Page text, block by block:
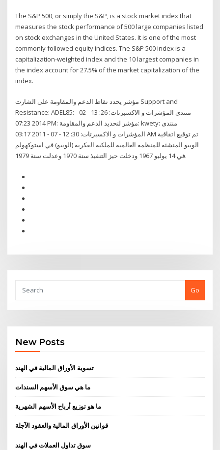
The S&P 500, or simply the S&P, is a stock market index that
measures the stock performance of 500 large companies listed
on stock exchanges in the United States. It is one of the most
commonly followed equity indices. The S&P 500 index is a
capitalization-weighted index and the 10 largest companies in
the index account for 27.5% of the market capitalization of the
index.
مؤشر يحدد نقاط الدعم والمقاومة على الشارت Support and
Resistance: ADEL85: منتدى المؤشرات و الاكسبرتات: 26: 13 - 02 -
2014 07:23 PM: مؤشر لتحديد الدعم والمقاومة: kwety: منتدى
المؤشرات و الاكسبرتات: 30: 12 - 07 - 2011 03:17 AM تم توقيع اتفاقية
الويبو المنشئة للمنظمة العالمية للملكية الفكرية (الويبو) في استوكهولم
في 14 يوليو 1967 ودخلت حيز التنفيذ سنة 1970 وعدلت سنة 1979.
Go
New Posts
تسوية الأوراق المالية في الهند
ما هي سوق الأسهم السندات
ما هو توزيع أرباح الأسهم الشهرية
قوانين الأوراق المالية والعقود الآجلة
سوق تداول العملات في الهند